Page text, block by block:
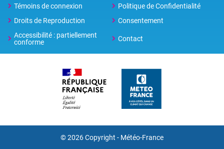
Témoins de connexion
Politique de Confidentialité
Droits de Reproduction
Consentement
Accessibilité : partiellement
conforme
Contact
© 2026 Copyright - Météo-France